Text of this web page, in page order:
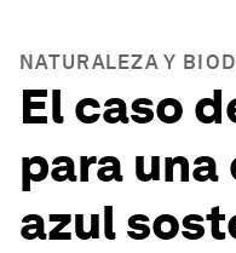
NATURALEZA Y
El caso
para
azul